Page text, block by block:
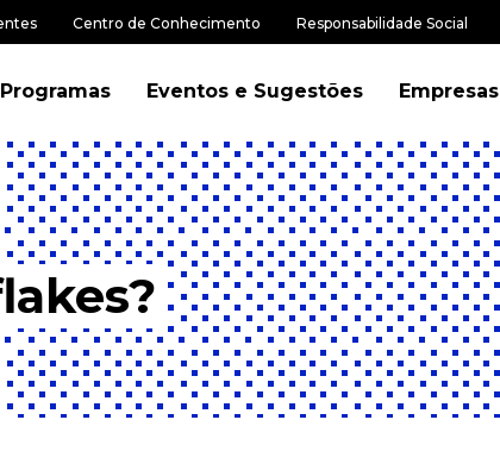
Centro de Conhecimento Responsabilidade Social
Programas Eventos e Sugestões Empresas